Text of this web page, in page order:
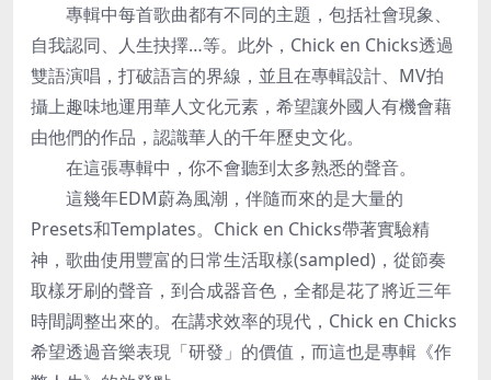
專輯中每首歌曲都有不同的主題，包括社會現象、
自我認同、人生抉擇…等。此外，Chick en Chicks透過
雙語演唱，打破語言的界線，並且在專輯設計、MV拍
攝上趣味地運用華人文化元素，希望讓外國人有機會藉
由他們的作品，認識華人的千年歷史文化。
在這張專輯中，你不會聽到太多熟悉的聲音。
這幾年EDM蔚為風潮，伴隨而來的是大量的
Presets和Templates。Chick en Chicks帶著實驗精
神，歌曲使用豐富的日常生活取樣(sampled)，從節奏
取樣牙刷的聲音，到合成器音色，全都是花了將近三年
時間調整出來的。在講求效率的現代，Chick en Chicks
希望透過音樂表現「研發」的價值，而這也是專輯《作